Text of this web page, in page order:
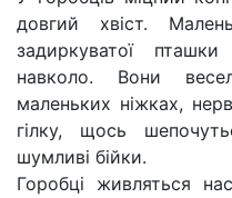
довгий хвіст.
задиркуватої
навколо. Вони
маленьких ніжках,
гілку, щось
шумливі бійки.
Горобці живляться